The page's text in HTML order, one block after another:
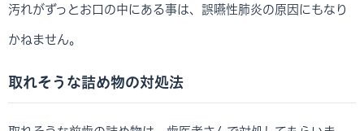
汚れがずっとお口の中にある事は、誤嚥性肺炎の原因にもなり
かねません。
取れそうな詰め物の対処法